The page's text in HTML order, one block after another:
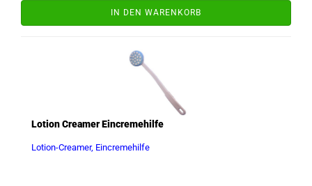
IN DEN WARENKORB
Lotion Creamer Eincremehilfe
Lotion-Creamer, Eincremehilfe